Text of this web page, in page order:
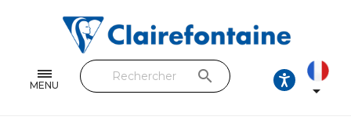
MENU
Feuilles & Copies
Beaux-arts & Dessin
search
